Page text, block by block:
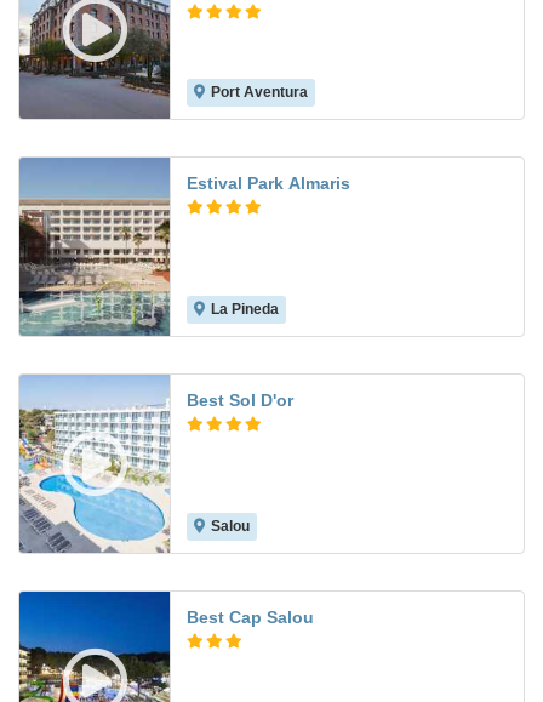
Port Aventura
Estival Park Almaris
La Pineda
Best Sol D'or
Salou
Best Cap Salou